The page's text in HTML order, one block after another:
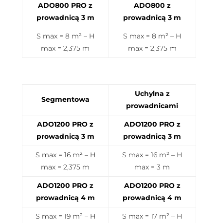
ADO800 PRO z
prowadnicą 3 m
ADO800 z
prowadnicą 3 m
S max = 8 m² – H
max = 2,375 m
S max = 8 m² – H
max = 2,375 m
Segmentowa
Uchylna z
prowadnicami
ADO1200 PRO z
prowadnicą 3 m
ADO1200 PRO z
prowadnicą 3 m
S max = 16 m² – H
max = 2,375 m
S max = 16 m² – H
max = 3 m
ADO1200 PRO z
prowadnicą 4 m
ADO1200 PRO z
prowadnicą 4 m
S max = 19 m² – H
S max = 17 m² – H